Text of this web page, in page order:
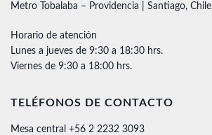
Metro Tobalaba – Providencia | Santiago, Chile
Horario de atención
Lunes a jueves de 9:30 a 18:30 hrs.
Viernes de 9:30 a 18:00 hrs.
TELÉFONOS DE CONTACTO
Mesa central +56 2 2232 3093